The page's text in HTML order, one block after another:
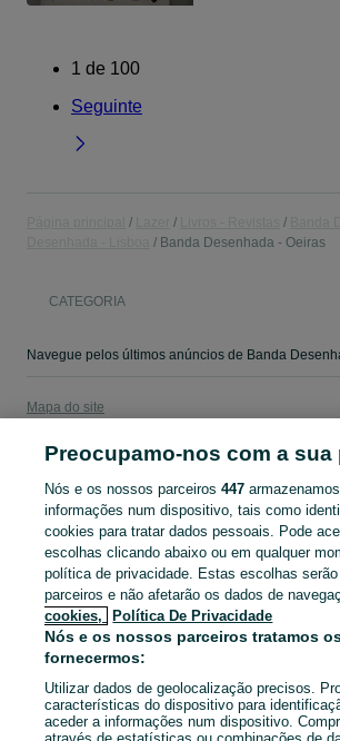
1 de 100
Seguinte
Banda Desenhada - Oeiras
CATEGORIA
Mapa do site
Mapa de mini-sites
Pesquisas populares
Preocupamo-nos com a sua
Nós e os nossos parceiros447
informações num dispositivo, tais como
cookies para tratar dados pessoais. Pode
escolhas clicando abaixo ou em qualquer
política de privacidade. Estas escolhas
parceiros e não afetarão os dados de
cookies,
Política De Privacidade
Nós e os nossos parceiros tratamos
fornecermos:
Utilizar dados de geolocalização precisos.
características do dispositivo para
aceder a informações num dispositivo.